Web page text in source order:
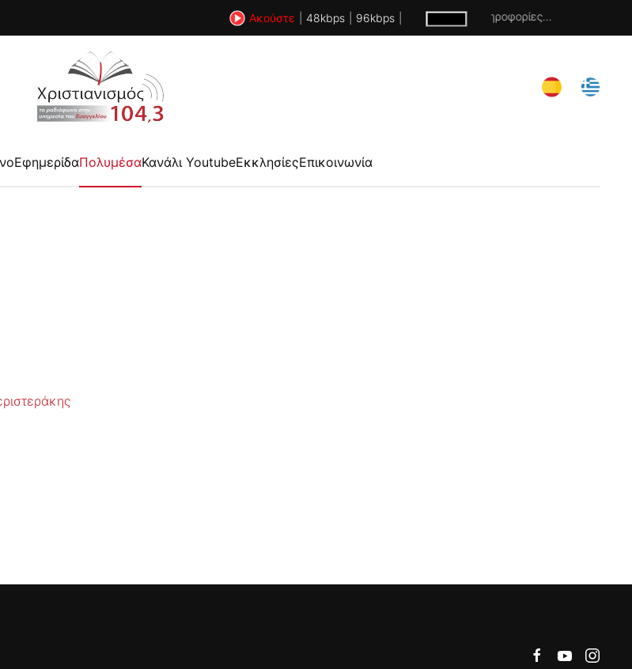
Ακούστε 48kbps 96kbps Χωρίς πληροφορίες...
ΕφημερίδαΠολυμέσαΚανάλι YoutubeΕκκλησίεςΕπικοινωνία